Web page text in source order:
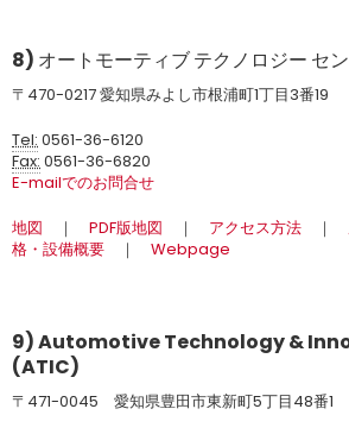
8) オートモーティブ テクノロジー セ
〒470-0217 愛知県みよし市根浦町1丁目3番19
Tel:0561-36-6120
Fax:0561-36-6820
E-mailでのお問合せ
地図 ｜ PDF版地図 ｜ アクセス方法 ｜
格・設備概要 ｜ Webpage
9) Automotive Technology &
(ATIC)
〒471-0045 愛知県豊田市東新町5丁目48番1